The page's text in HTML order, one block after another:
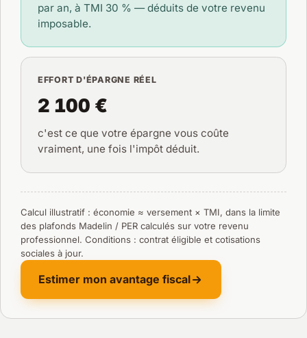
par an, à TMI 30 % — déduits de votre revenu
imposable.
EFFORT D'ÉPARGNE RÉEL
2 100 €
c'est ce que votre épargne vous coûte
vraiment, une fois l'impôt déduit.
Calcul illustratif : économie ≈ versement × TMI, dans la limite
des plafonds Madelin / PER calculés sur votre revenu
professionnel. Conditions : contrat éligible et cotisations
sociales à jour.
Estimer mon avantage fiscal